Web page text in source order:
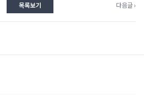
목록보기 다음글 ›